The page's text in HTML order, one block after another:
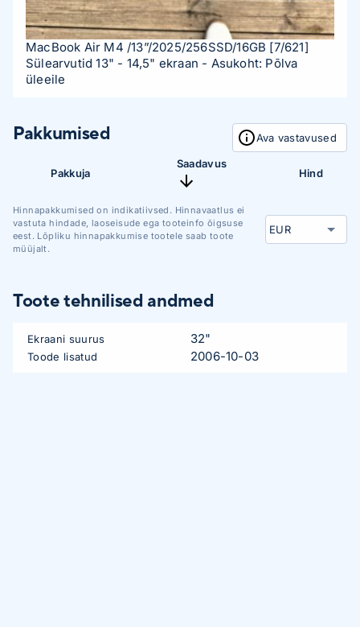
MacBook Air M4 /13”/2025/256SSD/16GB [7/621]
Sülearvutid 13" - 14,5" ekraan - Asukoht: Põlva
üleeile
Pakkumised Ava vastavused
Pakkuja
Saadavus
Hind
Hinnapakkumised on indikatiivsed. Hinnavaatlus ei
vastuta hindade, laoseisude ega tooteinfo õigsuse
eest. Lõpliku hinnapakkumise tootele saab toote
müüjalt.
Toote tehnilised andmed
Ekraani suurus 32"
Toode lisatud 2006-10-03